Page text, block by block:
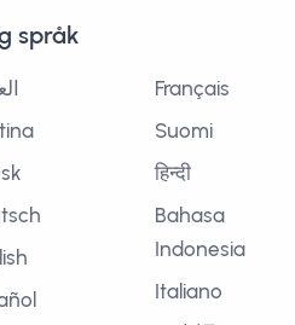
språk
Français
Suomi
हिन्दी
Bahasa
Indonesia
Italiano